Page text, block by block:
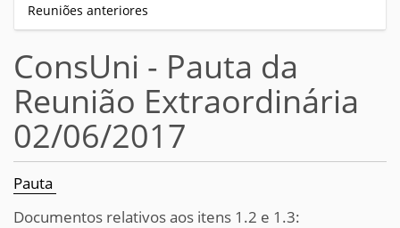
Reuniões anteriores
ConsUni - Pauta da
Reunião Extraordinária
02/06/2017
Pauta
Documentos relativos aos itens 1.2 e 1.3: